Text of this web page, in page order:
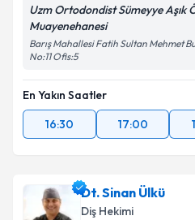
Uzm Ortodondist Sümeyye Aşık
Muayenehanesi
Barış Mahallesi Fatih Sultan Mehmet
No:11 Ofis:5
En Yakın Saatler
16:30
17:00
Dt. Sinan Ülkü
Diş Hekimi